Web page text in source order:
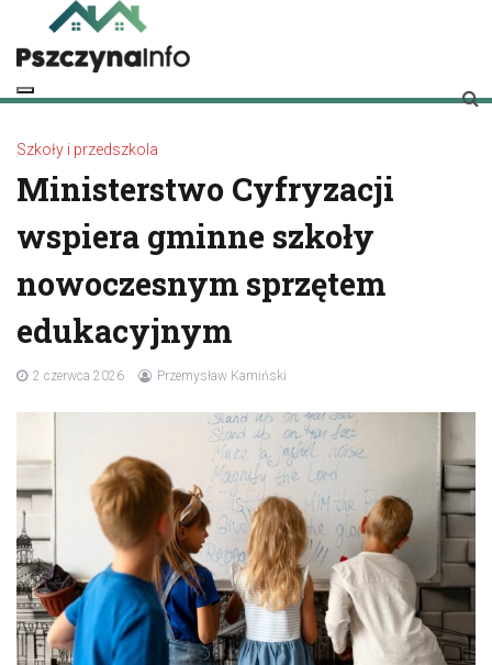
content
pszczynainfo.pl
Twoje źródło informacji o Pszczynie
Szkoły i przedszkola
Ministerstwo Cyfryzacji
wspiera gminne szkoły
nowoczesnym sprzętem
edukacyjnym
2 czerwca 2026 Przemysław Kamiński